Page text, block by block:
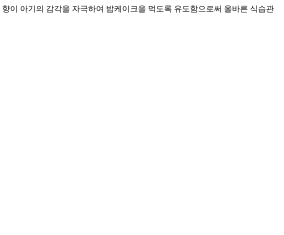
이 아기의 감각을 자극하여 밥케이크을 먹도록 유도함으로써 올바른 식습관